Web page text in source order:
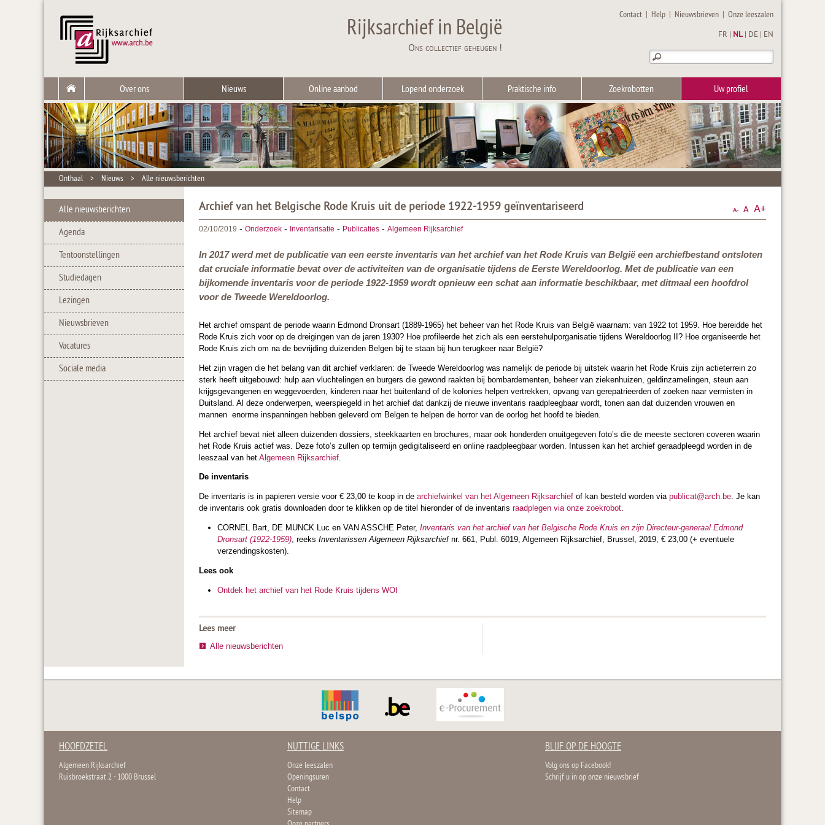
Rijksarchief in België
Ons collectief geheugen !
Contact | Help | Nieuwsbrieven |Onze leeszalen
FR NL DE EN
Over ons Nieuws Online aanbod Lopend onderzoek Praktische info Zoekrobotten Uw profiel
Onthaal > Nieuws > Alle nieuwsberichten
Alle nieuwsberichten
Agenda
Tentoonstellingen
Studiedagen
Lezingen
Nieuwsbrieven
Vacatures
Sociale media
Archief van het Belgische Rode Kruis uit de periode 1922-1959 geïnventariseerd
02/10/2019 - Onderzoek - Inventarisatie - Publicaties - Algemeen Rijksarchief
In 2017 werd met de publicatie van een eerste inventaris van het archief van het Rode Kruis van België een archiefbestand ontsloten
dat cruciale informatie bevat over de activiteiten van de organisatie tijdens de Eerste Wereldoorlog. Met de publicatie van een
bijkomende inventaris voor de periode 1922-1959 wordt opnieuw een schat aan informatie beschikbaar, met ditmaal een hoofdrol
voor de Tweede Wereldoorlog.
Het archief omspant de periode waarin Edmond Dronsart (1889-1965) het beheer van het Rode Kruis van België waarnam: van 1922 tot 1959. Hoe bereidde het
Rode Kruis zich voor op de dreigingen van de jaren 1930? Hoe profileerde het zich als een eerstehulporganisatie tijdens Wereldoorlog II? Hoe organiseerde het
Rode Kruis zich om na de bevrijding duizenden Belgen bij te staan bij hun terugkeer naar België?
Het zijn vragen die het belang van dit archief verklaren: de Tweede Wereldoorlog was namelijk de periode bij uitstek waarin het Rode Kruis zijn actieterrein zo
sterk heeft uitgebouwd: hulp aan vluchtelingen en burgers die gewond raakten bij bombardementen, beheer van ziekenhuizen, geldinzamelingen, steun aan
krijgsgevangenen en weggevoerden, kinderen naar het buitenland of de kolonies helpen vertrekken, opvang van gerepatrieerden of zoeken naar vermisten in
Duitsland. Al deze onderwerpen, weerspiegeld in het archief dat dankzij de nieuwe inventaris raadpleegbaar wordt, tonen aan dat duizenden vrouwen en
mannen enorme inspanningen hebben geleverd om Belgen te helpen de horror van de oorlog het hoofd te bieden.
Het archief bevat niet alleen duizenden dossiers, steekkaarten en brochures, maar ook honderden onuitgegeven foto’s die de meeste sectoren coveren waarin
het Rode Kruis actief was. Deze foto’s zullen op termijn gedigitaliseerd en online raadpleegbaar worden. Intussen kan het archief geraadpleegd worden in de
leeszaal van het Algemeen Rijksarchief
De inventaris
De inventaris is in papieren versie voor € 23,00 te koop in de archiefwinkel van het Algemeen Rijksarchief of kan besteld worden via publicat@arch.be. Je kan
de inventaris ook gratis downloaden door te klikken op de titel hieronder of de inventaris raadplegen via onze zoekrobot.
CORNEL Bart, DE MUNCK Luc en VAN ASSCHE Peter, Inventaris van het archief van het Belgische Rode Kruis en zijn Directeur-generaal Edmond
Dronsart (1922-1959) , reeks Inventarissen Algemeen Rijksarchiefnr. 661, Publ. 6019, Algemeen Rijksarchief, Brussel, 2019, € 23,00 (+ eventuele
verzendingskosten).
Lees ook
Ontdek het archief van het Rode Kruis tijdens WOI
Lees meer
Alle nieuwsberichten
HOOFDZETEL
Algemeen Rijksarchief
Ruisbroekstraat 2 - 1000 Brussel
NUTTIGE LINKS
Onze leeszalen
Openingsuren
Contact
Help
Sitemap
BLIJF OP DE HOOGTE
Volg ons op Facebook!
Schrijf u in op onze nieuwsbrief